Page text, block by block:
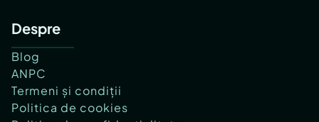
Despre
Blog
ANPC
Termeni și condiții
Politica de cookies